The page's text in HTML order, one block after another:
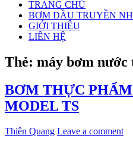
TRANG CHỦ
BƠM DẦU TRUYỀN
GIỚI THIỆU
LIÊN HỆ
Thẻ: máy bơm nước
BƠM THỰC
MODEL TS
Thiên Quang Leave a comment